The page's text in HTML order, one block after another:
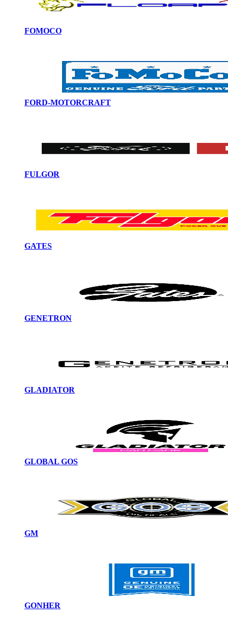
FOMOCO
FORD-MOTORCRAFT
FULGOR
GATES
GENETRON
GLADIATOR
GLOBAL GOS
GM
GONHER